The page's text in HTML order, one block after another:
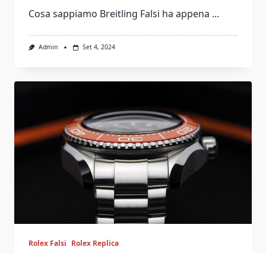
Cosa sappiamo Breitling Falsi ha appena ...
Admin Set 4, 2024
Rolex Falsi Rolex Replica